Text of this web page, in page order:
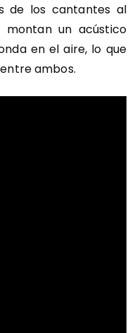
de los cantantes al
montan un acústico
en el aire, lo que
ambos.